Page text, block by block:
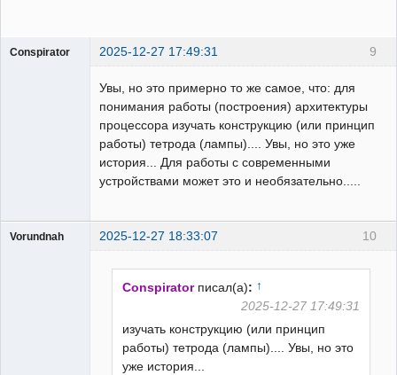
9
Conspirator 2025-12-27 17:49:31
Увы, но это примерно то же самое, что: для
понимания работы (построения) архитектуры
процессора изучать конструкцию (или принцип
работы) тетрода (лампы).... Увы, но это уже
история... Для работы с современными
устройствами может это и необязательно.....
10
Vorundnah 2025-12-27 18:33:07
Conspirator писал(а): ↑
2025-12-27 17:49:31
изучать конструкцию (или принцип
работы) тетрода (лампы).... Увы, но это
уже история...